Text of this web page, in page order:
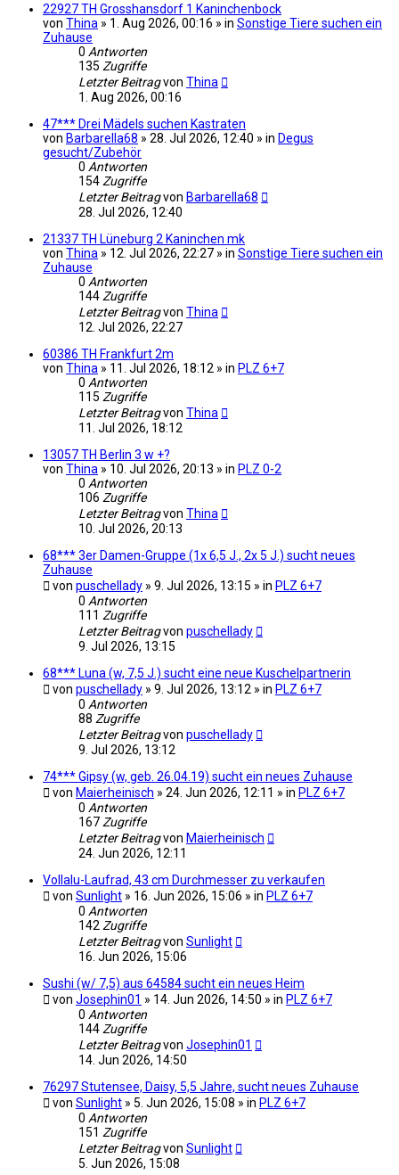
22927 TH Grosshansdorf 1 Kaninchenbock
von Thina » 1. Aug 2026, 00:16 » in Sonstige Tiere suchen ein
Zuhause
0 Antworten
135 Zugriffe
Letzter Beitragvon Thina
1. Aug 2026, 00:16
47*** Drei Mädels suchen Kastraten
von Barbarella68 » 28. Jul 2026, 12:40 » in Degus
gesucht/Zubehör
0 Antworten
154 Zugriffe
Letzter Beitragvon Barbarella68
28. Jul 2026, 12:40
21337 TH Lüneburg 2 Kaninchen mk
von Thina » 12. Jul 2026, 22:27 » in Sonstige Tiere suchen ein
Zuhause
0 Antworten
144 Zugriffe
Letzter Beitragvon Thina
12. Jul 2026, 22:27
60386 TH Frankfurt 2m
von Thina » 11. Jul 2026, 18:12 » in PLZ 6+7
0 Antworten
115 Zugriffe
Letzter Beitragvon Thina
11. Jul 2026, 18:12
13057 TH Berlin 3 w +?
von Thina » 10. Jul 2026, 20:13 » in PLZ 0-2
0 Antworten
106 Zugriffe
Letzter Beitragvon Thina
10. Jul 2026, 20:13
68*** 3er Damen-Gruppe (1x 6,5 J., 2x 5 J.) sucht neues
Zuhause
von puschellady » 9. Jul 2026, 13:15 » in PLZ 6+7
0 Antworten
111 Zugriffe
Letzter Beitragvon puschellady
9. Jul 2026, 13:15
68*** Luna (w, 7,5 J.) sucht eine neue Kuschelpartnerin
von puschellady » 9. Jul 2026, 13:12 » in PLZ 6+7
0 Antworten
88 Zugriffe
Letzter Beitragvon puschellady
9. Jul 2026, 13:12
74*** Gipsy (w, geb. 26.04.19) sucht ein neues Zuhause
von Maierheinisch » 24. Jun 2026, 12:11 » in PLZ 6+7
0 Antworten
167 Zugriffe
Letzter Beitragvon Maierheinisch
24. Jun 2026, 12:11
Vollalu-Laufrad, 43 cm Durchmesser zu verkaufen
von Sunlight » 16. Jun 2026, 15:06 » in PLZ 6+7
0 Antworten
142 Zugriffe
Letzter Beitragvon Sunlight
16. Jun 2026, 15:06
Sushi (w/ 7,5) aus 64584 sucht ein neues Heim
von Josephin01 » 14. Jun 2026, 14:50 » in PLZ 6+7
0 Antworten
144 Zugriffe
Letzter Beitragvon Josephin01
14. Jun 2026, 14:50
76297 Stutensee, Daisy, 5,5 Jahre, sucht neues Zuhause
von Sunlight » 5. Jun 2026, 15:08 » in PLZ 6+7
0 Antworten
151 Zugriffe
Letzter Beitragvon Sunlight
5. Jun 2026, 15:08